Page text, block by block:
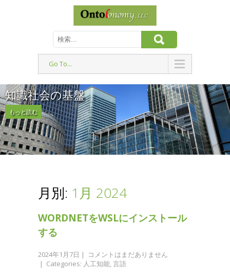
Go To...
知識社会の基盤
もっと読む
月別: 1月 2024
WORDNETをWSLにインストール
する
2024年1月7日 |
コメントはまだありません
| Categories: 人工知能 言語